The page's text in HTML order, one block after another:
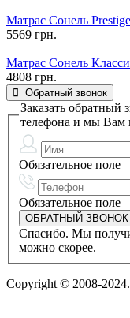
Матрас Сонель
5569 грн.
Матрас Сонель
4808 грн.
Обратный звонок
Заказать обратный
телефона и мы Вам
Обязательное поле
Обязательное поле
Спасибо. Мы
можно скорее.
Copyright © 2008-